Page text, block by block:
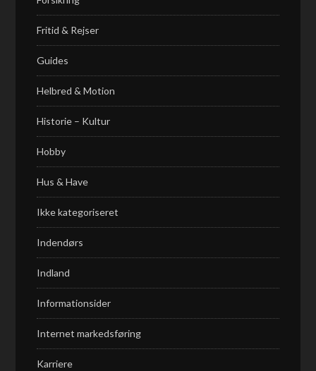
Fritid & Rejser
Guides
Helbred & Motion
Historie – Kultur
Hobby
Hus & Have
Ikke kategoriseret
Indendørs
Indland
Informationsider
Internet markedsføring
Karriere